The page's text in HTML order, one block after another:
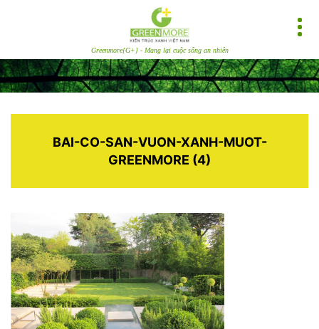
Greenmore[G+] - Mang lại cuộc sống an nhiên
BAI-CO-SAN-VUON-XANH-MUOT-
GREENMORE (4)